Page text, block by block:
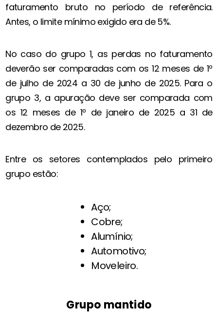
faturamento bruto no período de referência.
Antes, o limite mínimo exigido era de 5%.
No caso do grupo 1, as perdas no faturamento
deverão ser comparadas com os 12 meses de 1º
de julho de 2024 a 30 de junho de 2025. Para o
grupo 3, a apuração deve ser comparada com
os 12 meses de 1º de janeiro de 2025 a 31 de
dezembro de 2025.
Entre os setores contemplados pelo primeiro
grupo estão:
Aço;
Cobre;
Alumínio;
Automotivo;
Moveleiro.
Grupo mantido